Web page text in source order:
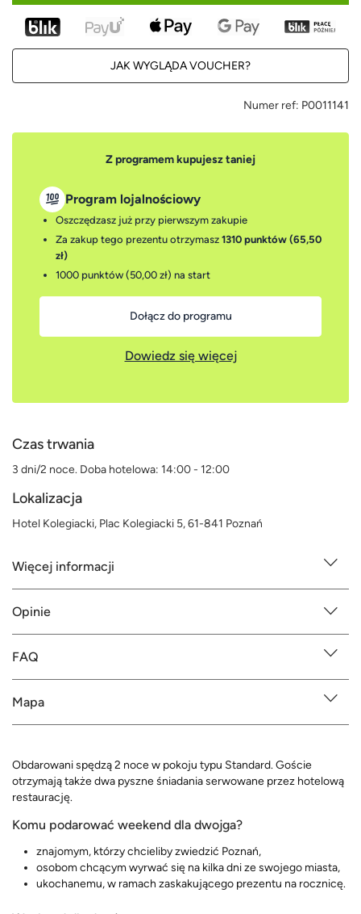
JAK WYGLĄDA VOUCHER?
Numer ref: P0011141
Z programem kupujesz taniej
Program lojalnościowy
Oszczędzasz już przy pierwszym zakupie
Za zakup tego prezentu otrzymasz 1310 punktów (65,50
zł)
1000 punktów (50,00 zł) na start
Dołącz do programu
Dowiedz się więcej
Czas trwania
3 dni/2 noce. Doba hotelowa: 14:00 - 12:00
Lokalizacja
Hotel Kolegiacki, Plac Kolegiacki 5, 61-841 Poznań
Więcej informacji
Opinie
FAQ
Mapa
Obdarowani spędzą 2 noce w pokoju typu Standard. Goście
otrzymają także dwa pyszne śniadania serwowane przez hotelową
restaurację.
Komu podarować weekend dla dwojga?
znajomym, którzy chcieliby zwiedzić Poznań,
osobom chcącym wyrwać się na kilka dni ze swojego miasta,
ukochanemu, w ramach zaskakującego prezentu na rocznicę.